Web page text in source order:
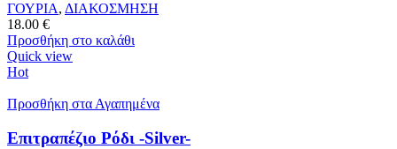
ΓΟΥΡΙΑ, ΔΙΑΚΟΣΜΗΣΗ
18.00 €
Προσθήκη στο καλάθι
Quick view
Hot
Προσθήκη στα Αγαπημένα
Επιτραπέζιο Ρόδι -Silver-